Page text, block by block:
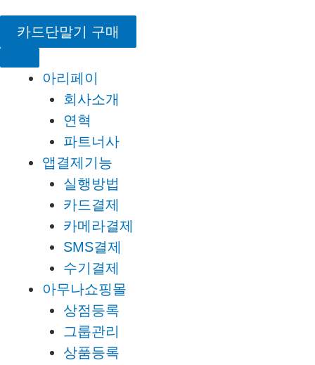
츠
카드단말기 구매
아리페이
회사소개
연혁
파트너사
앱결제기능
실행방법
카드결제
카메라결제
SMS결제
수기결제
아무나쇼핑몰
상점등록
그룹관리
상품등록